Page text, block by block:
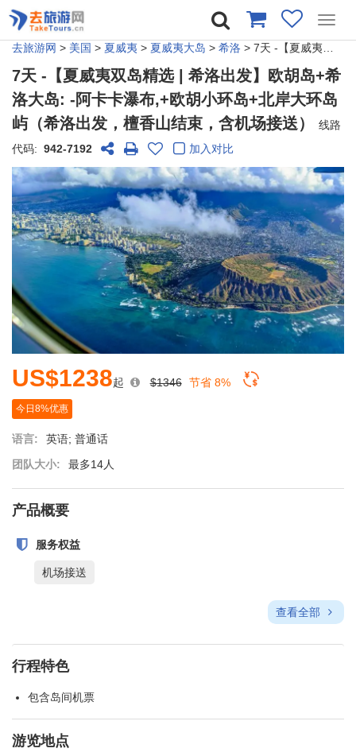
去旅游网 > 美国 > 夏威夷 > 夏威夷大岛 > 希洛 > 7天 -【夏威夷双岛精选 | 希洛出发】欧胡岛+希洛大岛: -阿卡卡瀑布,+欧胡小环岛+北岸大环岛屿（希洛出发，檀香山结束，含机场接送）
7天 -【夏威夷双岛精选 | 希洛出发】欧胡岛+希
洛大岛: -阿卡卡瀑布,+欧胡小环岛+北岸大环岛
屿（希洛出发，檀香山结束，含机场接送）
线路
代码: 942-7192 加入对比
US$1238起 $1346 节省 8%
今日8%优惠
语言:
英语; 普通话
团队大小:
最多14人
产品概要
服务权益
机场接送
查看全部
行程特色
包含岛间机票
游览地点